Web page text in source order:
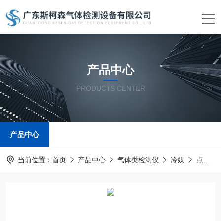
产品中心
PRODUCTS CENTER
产品中心
当前位置： 首页 产品中心 气体类检测仪 冷媒 点型固定冷媒气体探测器